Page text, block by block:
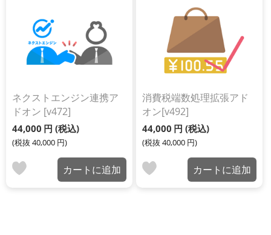
ネクストエンジン連携ア
ドオン [v472]
44,000 円 (税込)
(税抜 40,000 円)
カートに追加
消費税端数処理拡張アド
オン[v492]
44,000 円 (税込)
(税抜 40,000 円)
カートに追加